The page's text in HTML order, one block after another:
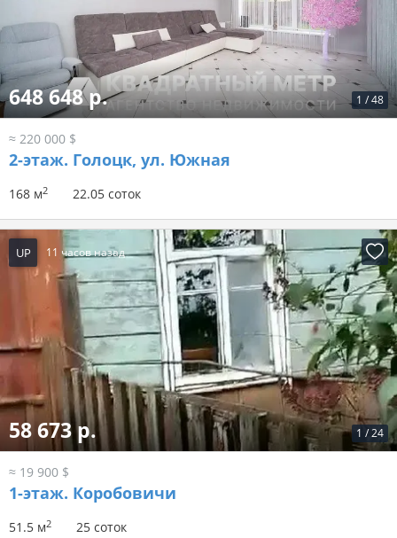
1 /48
648 648 р.
≈ 220 000 $
2-этаж. Голоцк, ул. Южная
168 м2 22.05 соток
UP 11 часов назад
1 /24
58 673 р.
≈ 19 900 $
1-этаж. Коробовичи
51.5 м2 25 соток